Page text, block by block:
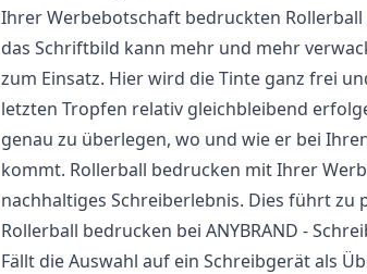
Ihrer Werbebotschaft bedruckten
das Schriftbild kann mehr und mehr
zum Einsatz. Hier wird die Tinte ganz frei
letzten Tropfen relativ gleichbleibend
genau zu überlegen, wo und wie er bei
kommt. Rollerball bedrucken mit Ihrer
nachhaltiges Schreiberlebnis. Dies führt
Rollerball bedrucken bei ANYBRAND -
Fällt die Auswahl auf ein Schreibgerät als